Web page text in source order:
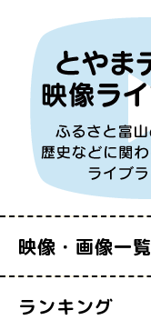
映像・画像一覧
ランキング